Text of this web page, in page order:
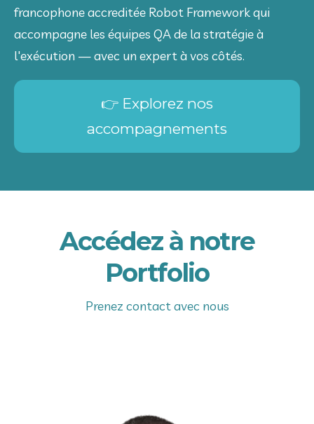
francophone accreditée Robot Framework qui
accompagne les équipes QA de la stratégie à
l'exécution — avec un expert à vos côtés.
👉 Explorez nos
accompagnements
Accédez à notre
Portfolio
Prenez contact avec nous